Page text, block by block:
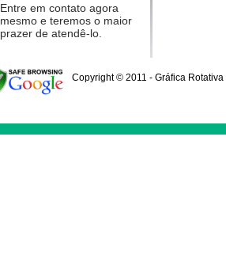
Entre em contato agora
mesmo e teremos o maior
prazer de atendê-lo.
Copyright © 2011 - Gráfica